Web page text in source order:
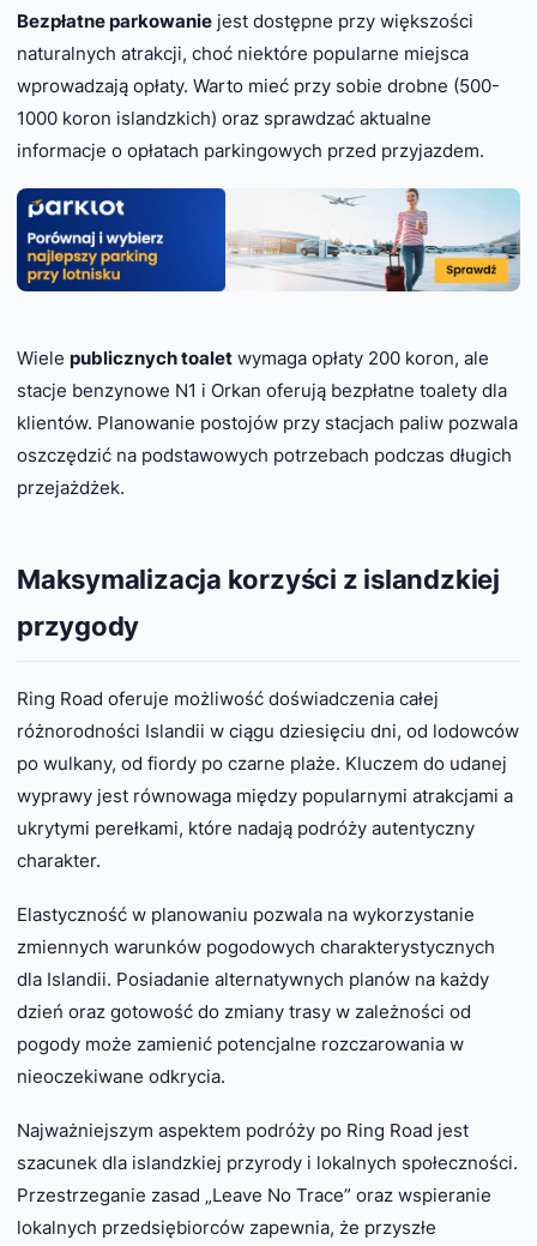
Bezpłatne parkowanie jest dostępne przy większości
naturalnych atrakcji, choć niektóre popularne miejsca
wprowadzają opłaty. Warto mieć przy sobie drobne (500-
1000 koron islandzkich) oraz sprawdzać aktualne
informacje o opłatach parkingowych przed przyjazdem.
Wiele publicznych toalet wymaga opłaty 200 koron, ale
stacje benzynowe N1 i Orkan oferują bezpłatne toalety dla
klientów. Planowanie postojów przy stacjach paliw pozwala
oszczędzić na podstawowych potrzebach podczas długich
przejażdżek.
Maksymalizacja korzyści z islandzkiej
przygody
Ring Road oferuje możliwość doświadczenia całej
różnorodności Islandii w ciągu dziesięciu dni, od lodowców
po wulkany, od fiordy po czarne plaże. Kluczem do udanej
wyprawy jest równowaga między popularnymi atrakcjami a
ukrytymi perełkami, które nadają podróży autentyczny
charakter.
Elastyczność w planowaniu pozwala na wykorzystanie
zmiennych warunków pogodowych charakterystycznych
dla Islandii. Posiadanie alternatywnych planów na każdy
dzień oraz gotowość do zmiany trasy w zależności od
pogody może zamienić potencjalne rozczarowania w
nieoczekiwane odkrycia.
Najważniejszym aspektem podróży po Ring Road jest
szacunek dla islandzkiej przyrody i lokalnych społeczności.
Przestrzeganie zasad „Leave No Trace” oraz wspieranie
lokalnych przedsiębiorców zapewnia, że przyszłe